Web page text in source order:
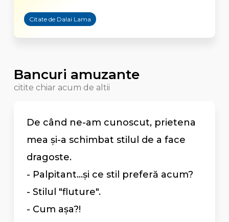
Citate de Dalai Lama
Bancuri amuzante
citite chiar acum de altii
De când ne-am cunoscut, prietena
mea şi-a schimbat stilul de a face
dragoste.
- Palpitant...şi ce stil preferă acum?
- Stilul "fluture".
- Cum aşa?!